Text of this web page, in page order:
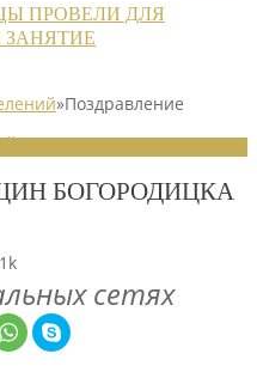
ПРОВЕЛИ ДЛЯ
»Поздравление
БОГОРОДИЦКА
1k
сетях